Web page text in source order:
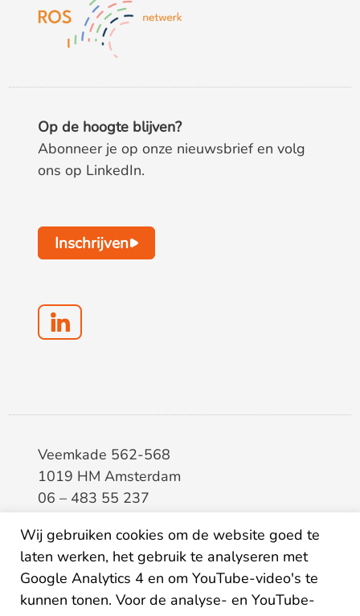
Op de hoogte blijven?
Abonneer je op onze nieuwsbrief en volg
ons op LinkedIn.
Inschrijven
Veemkade 562-568
1019 HM Amsterdam
06 – 483 55 237
BTW8133.20.343.B.01
KvK34207150
IBANNL26ABNA0507435125
Wij gebruiken cookies om de website goed te
laten werken, het gebruik te analyseren met
Google Analytics 4 en om YouTube-video's te
kunnen tonen. Voor de analyse- en YouTube-